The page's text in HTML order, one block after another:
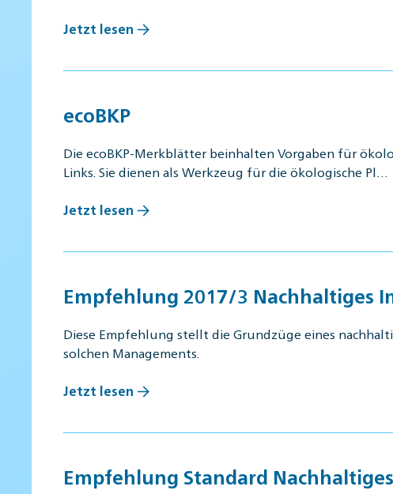
Jetzt lesen
ecoBKP
Die ecoBKP-Merkblätter beinhalten Vorgaben für
Links. Sie dienen als Werkzeug für die ökologische Pl…
Jetzt lesen
Empfehlung 2017/3 Nachhaltiges
Diese Empfehlung stellt die Grundzüge eines
solchen Managements.
Jetzt lesen
Empfehlung Standard